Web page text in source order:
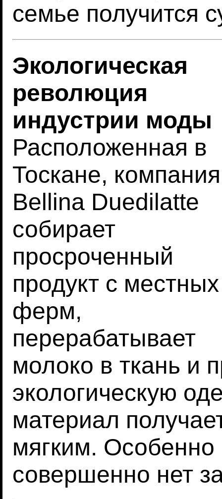
семье получится
Экологическая
революция
индустрии моды
Расположенная в
Тоскане, компания
Bellina Duedilatte
собирает
просроченный
продукт с местных
ферм,
перерабатывает
молоко в ткань и
экологическую
материал
мягким. Особенно
совершенно нет